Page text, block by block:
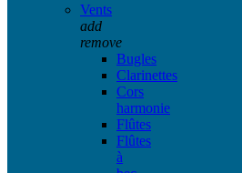
Vents
add
remove
Bugles
Clarinettes
Cors
harmonie
Flûtes
Flûtes
à